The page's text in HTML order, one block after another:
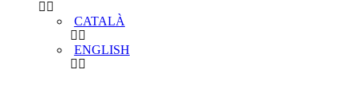
CATALÀ
ENGLISH